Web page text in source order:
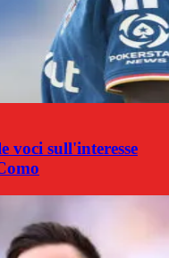
voci sull'interesse